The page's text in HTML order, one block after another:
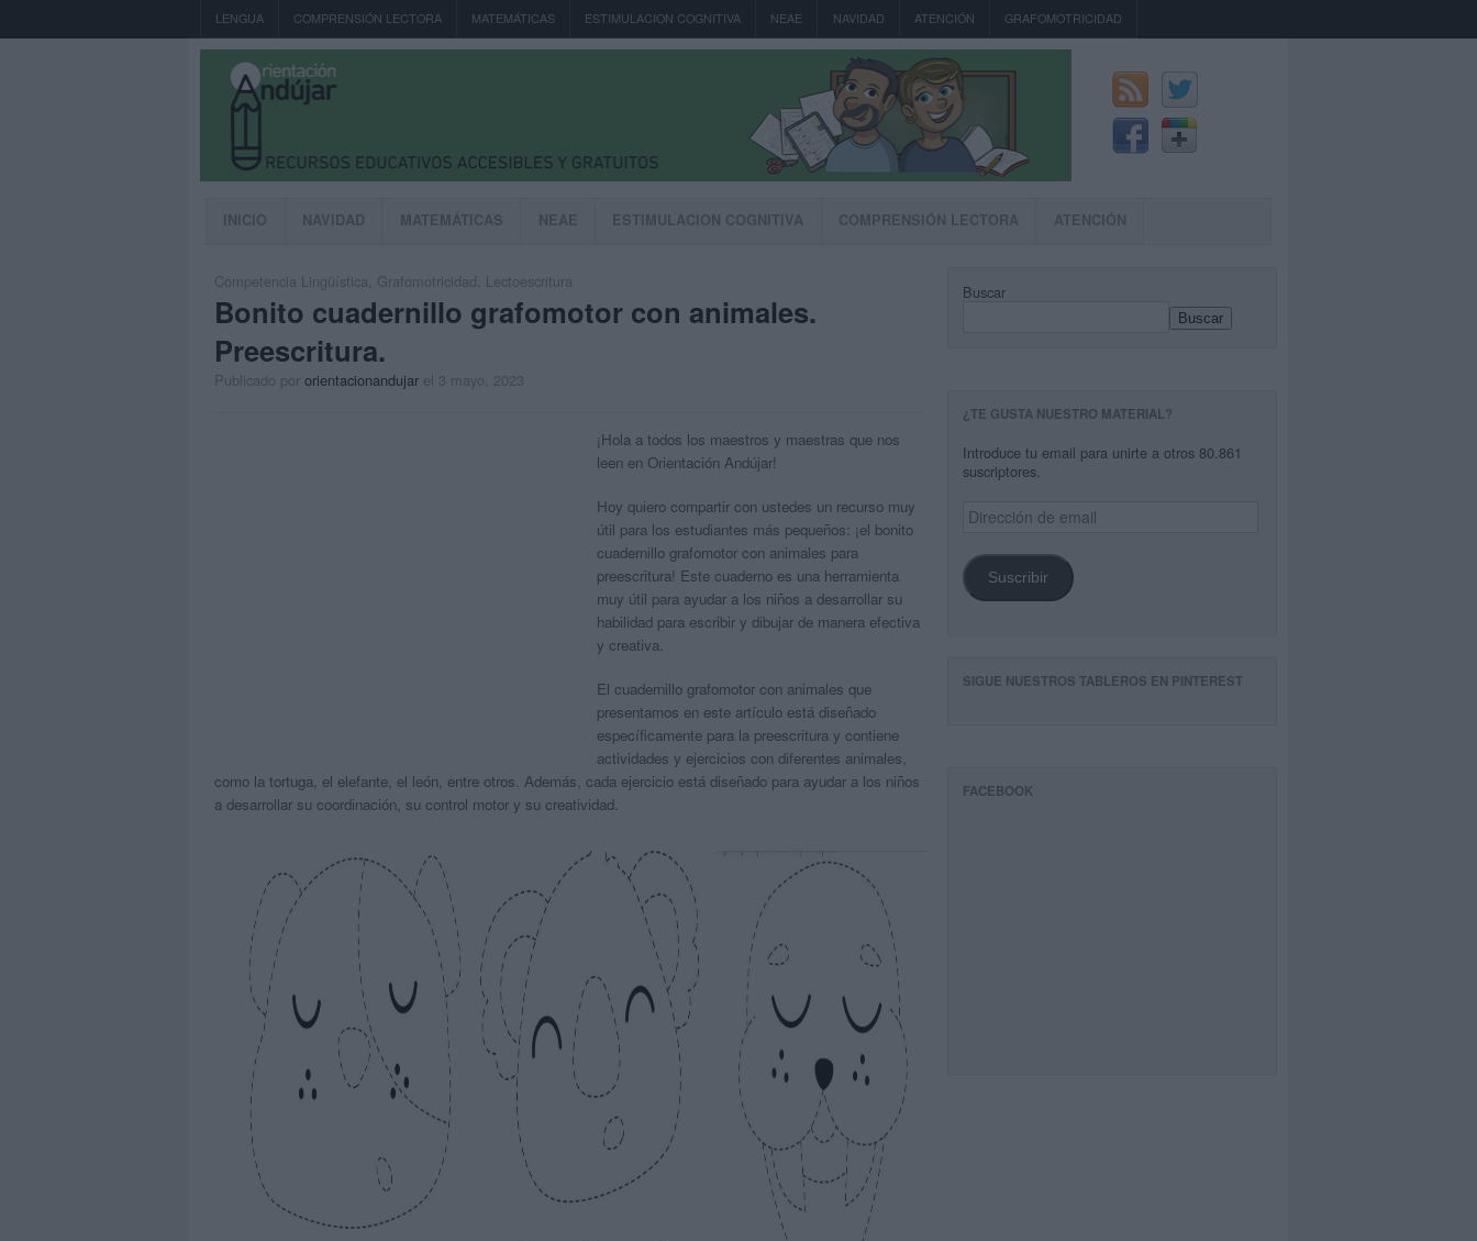
LENGUA COMPRENSIÓN LECTORA MATEMÁTICAS ESTIMULACION COGNITIVA NEAE NAVIDAD ATENCIÓN GRAFOMOTRICIDAD
INICIO NAVIDAD MATEMÁTICAS NEAE ESTIMULACION COGNITIVA COMPRENSIÓN LECTORA ATENCIÓN
Competencia Lingüística Grafomotricidad Lectoescritura
Bonito cuadernillo grafomotor con animales.
Preescritura.
Publicado por orientacionandujar el 3 mayo, 2023
¡Hola a todos los maestros y maestras que nos
leen en Orientación Andújar!
Hoy quiero compartir con ustedes un recurso muy
útil para los estudiantes más pequeños: ¡el bonito
cuadernillo grafomotor con animales para
preescritura! Este cuaderno es una herramienta
muy útil para ayudar a los niños a desarrollar su
habilidad para escribir y dibujar de manera efectiva
y creativa.
El cuadernillo grafomotor con animales que
presentamos en este artículo está diseñado
específicamente para la preescritura y contiene
actividades y ejercicios con diferentes animales,
como la tortuga, el elefante, el león, entre otros. Además, cada ejercicio está diseñado para ayudar a los niños
a desarrollar su coordinación, su control motor y su creatividad.
Buscar
Buscar
¿TE GUSTA NUESTRO MATERIAL?
Introduce tu email para unirte a otros 80.861
suscriptores.
Dirección
de
Suscribir
SIGUE NUESTROS TABLEROS EN PINTEREST
FACEBOOK